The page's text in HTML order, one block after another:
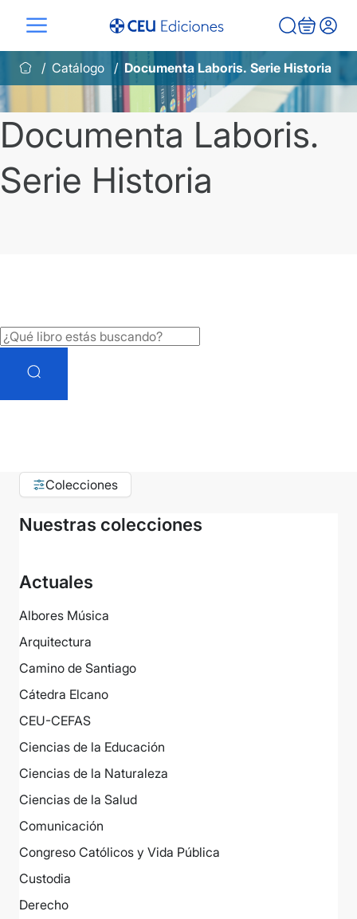
contenido
Catálogo
Documenta Laboris. Serie Historia
Documenta Laboris.
Serie Historia
Colecciones
Nuestras colecciones
Actuales
Albores Música
Arquitectura
Camino de Santiago
Cátedra Elcano
CEU-CEFAS
Ciencias de la Educación
Ciencias de la Naturaleza
Ciencias de la Salud
Comunicación
Congreso Católicos y Vida Pública
Custodia
Derecho